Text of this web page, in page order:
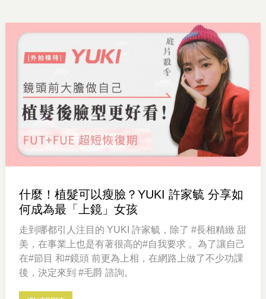
什麼！植髮可以瘦臉？YUKI 許家毓 分享如
何成為最「上鏡」女孩
走到哪都引人注目的 YUKI 許家毓，除了 #長相精緻 甜
美，在事業上也是有著很高的#自我要求 。為了讓自己
在#節目 和#鏡頭 前更為上相，在網路上做了不少功課
後，決定來到 #毛爵 諮詢。